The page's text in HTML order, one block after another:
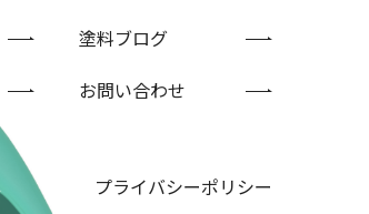
塗料ブログ
お問い合わせ
プライバシーポリシー